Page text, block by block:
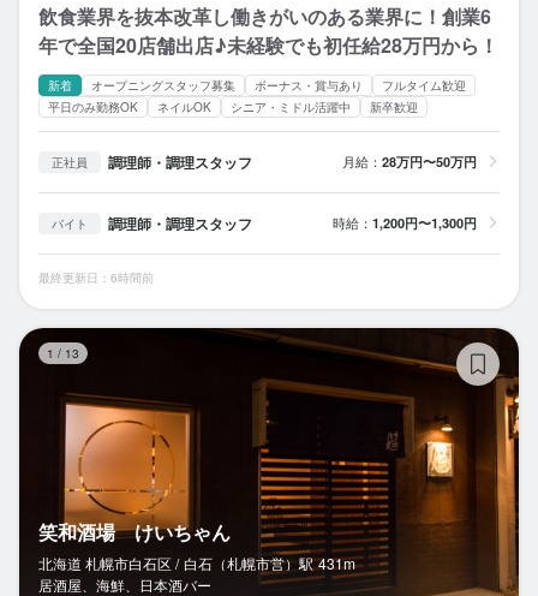
飲食業界を抜本改革し働きがいのある業界に！創業6
年で全国20店舗出店♪未経験でも初任給28万円から！
新着 オープニングスタッフ募集 ボーナス・賞与あり
フルタイム歓迎
平日のみ勤務OK
ネイルOK シニア・ミドル活躍中 新卒歓迎
正社員 調理師・調理スタッフ 月給： 28万円〜50万円
バイト 調理師・調理スタッフ 時給： 1,200円〜1,300円
最終更新日：6時間前
1 / 13
笑和酒場 けいちゃん
北海道 札幌市白石区 / 白石（札幌市営）駅 431m
居酒屋、海鮮、日本酒バー